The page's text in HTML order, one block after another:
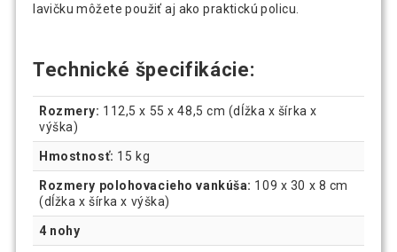
lavičku môžete použiť aj ako praktickú policu.
Technické špecifikácie:
Rozmery: 112,5 x 55 x 48,5 cm (dĺžka x šírka x
výška)
Hmostnosť: 15 kg
Rozmery polohovacieho vankúša: 109 x 30 x 8 cm
(dĺžka x šírka x výška)
4 nohy